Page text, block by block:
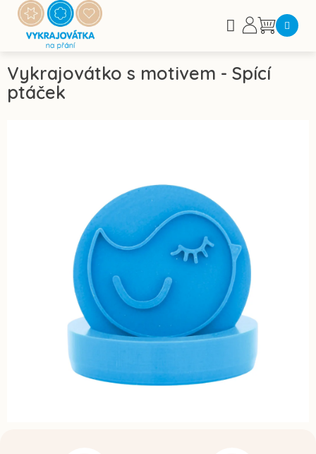
Přejít
obsah
Nákupní
Vykrajovátko s motivem - Spící
ptáček